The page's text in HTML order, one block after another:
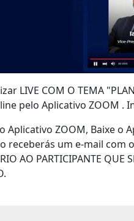
LIVE COM O TEMA
pelo Aplicativo ZOOM .
Aplicativo ZOOM, Baixe o
receberás um e-mail com
AO PARTICIPANTE QUE